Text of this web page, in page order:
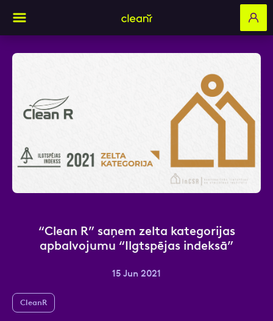
“Clean R” saņem zelta kategorijas
apbalvojumu “Ilgtspējas indeksā”
15 Jun 2021
CleanR
Aizpildi pieteikuma formu un mēs ar tevi